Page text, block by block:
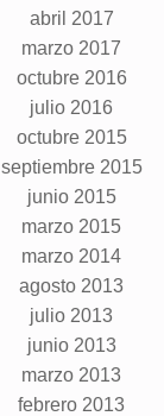
abril 2017
marzo 2017
octubre 2016
julio 2016
octubre 2015
septiembre 2015
junio 2015
marzo 2015
marzo 2014
agosto 2013
julio 2013
junio 2013
marzo 2013
febrero 2013